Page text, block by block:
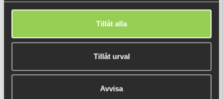
Tillåt alla
Tillåt urval
Avvisa
79 kr
POPULÄRA PRODUKTER